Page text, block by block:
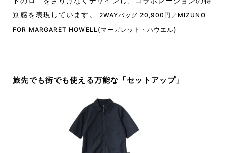
別感を表現しています。 2WAYバッグ 20,900円／MIZUNO
FOR MARGARET HOWELL(マーガレット・ハウエル)
旅先でも街でも使える万能な「セットアップ」